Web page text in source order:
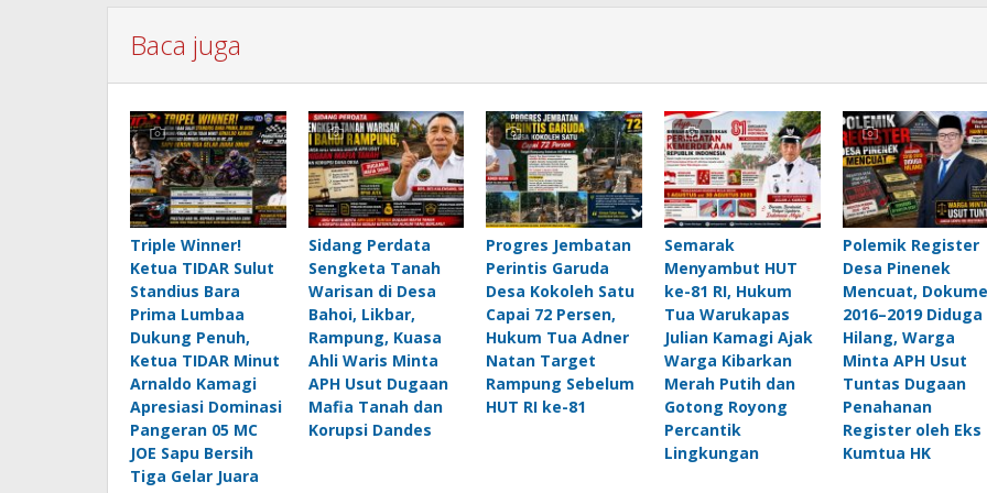
Baca juga
Triple Winner!
Ketua TIDAR Sulut
Standius Bara
Prima Lumbaa
Dukung Penuh,
Ketua TIDAR Minut
Arnaldo Kamagi
Apresiasi Dominasi
Pangeran 05 MC
JOE Sapu Bersih
Tiga Gelar Juara
Sidang Perdata
Sengketa Tanah
Warisan di Desa
Bahoi, Likbar,
Rampung, Kuasa
Ahli Waris Minta
APH Usut Dugaan
Mafia Tanah dan
Korupsi Dandes
Progres Jembatan
Perintis Garuda
Desa Kokoleh Satu
Capai 72 Persen,
Hukum Tua Adner
Natan Target
Rampung Sebelum
HUT RI ke-81
Semarak
Menyambut HUT
ke-81 RI, Hukum
Tua Warukapas
Julian Kamagi Ajak
Warga Kibarkan
Merah Putih dan
Gotong Royong
Percantik
Lingkungan
Polemik Register
Desa Pinenek
Mencuat,
2016–2019 Diduga
Hilang, Warga
Minta APH Usut
Tuntas Dugaan
Penahanan
Register oleh Eks
Kumtua HK